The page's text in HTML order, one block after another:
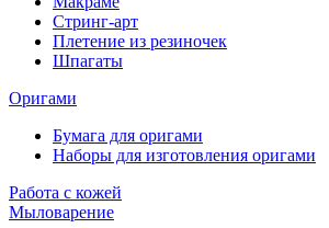
Стринг-арт
Плетение из резиночек
Шпагаты
Оригами
Бумага для оригами
Наборы для изготовления оригами
Работа с кожей
Мыловарение